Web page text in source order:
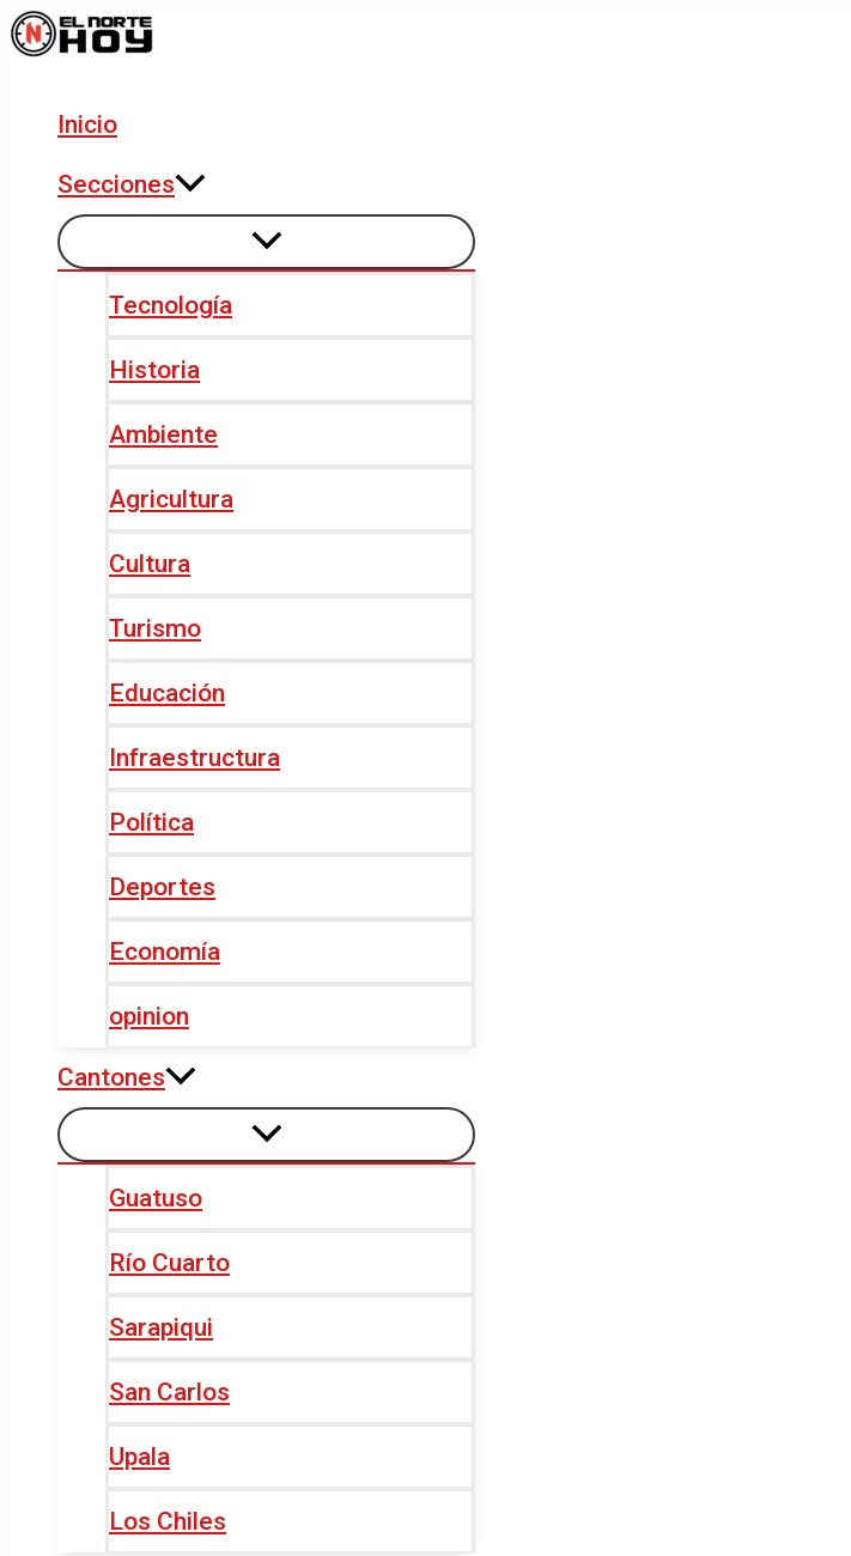
Ir
al
Inicio
Secciones
Tecnología
Historia
Ambiente
Agricultura
Cultura
Turismo
Educación
Infraestructura
Política
Deportes
Economía
opinion
Cantones
Guatuso
Río Cuarto
Sarapiqui
San Carlos
Upala
Los Chiles
Navegación
de